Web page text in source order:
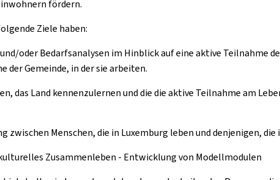
fördern.
Ziele haben:
Bedarfsanalysen im Hinblick auf eine aktive Teilnahme
der Gemeinde, in der sie arbeiten.
Land kennenzulernen und die die aktive Teilnahme am
Menschen, die in Luxemburg leben und denjenigen, die
Zusammenleben - Entwicklung von Modellmodulen